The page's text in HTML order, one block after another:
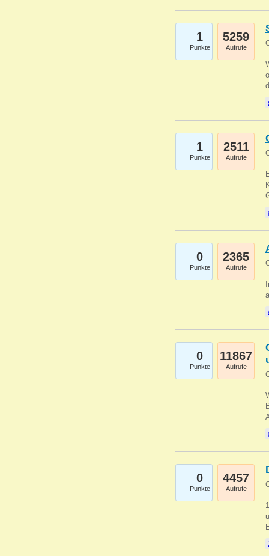
1
Punkte
5259
Aufrufe
1
Punkte
2511
Aufrufe
0
Punkte
2365
Aufrufe
0
Punkte
11867
Aufrufe
0
Punkte
4457
Aufrufe